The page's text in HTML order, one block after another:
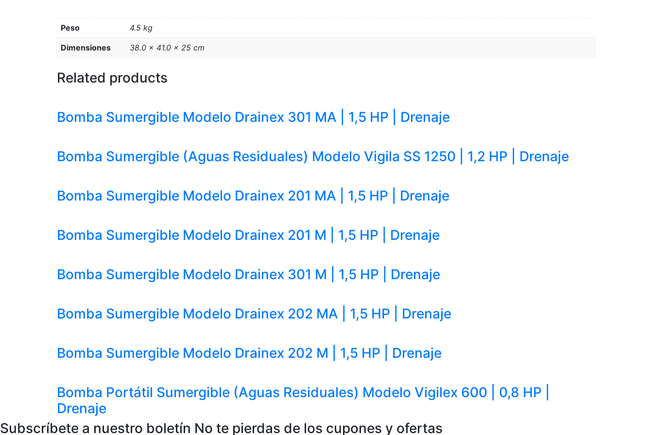
Peso 4.5 kg
Dimensiones 38.0 × 41.0 × 25 cm
Related products
Bomba Sumergible Modelo Drainex 301 MA | 1,5 HP | Drenaje
Bomba Sumergible (Aguas Residuales) Modelo Vigila SS 1250 | 1,2 HP | Drenaje
Bomba Sumergible Modelo Drainex 201 MA | 1,5 HP | Drenaje
Bomba Sumergible Modelo Drainex 201 M | 1,5 HP | Drenaje
Bomba Sumergible Modelo Drainex 301 M | 1,5 HP | Drenaje
Bomba Sumergible Modelo Drainex 202 MA | 1,5 HP | Drenaje
Bomba Sumergible Modelo Drainex 202 M | 1,5 HP | Drenaje
Bomba Portátil Sumergible (Aguas Residuales) Modelo Vigilex 600 | 0,8 HP |
Drenaje
Subscríbete a nuestro boletín No te pierdas de los cupones y ofertas